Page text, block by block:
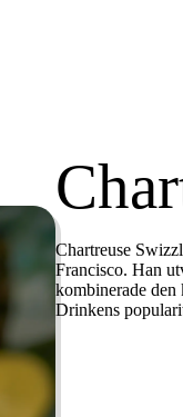
Chartreuse
Francisco. Han
kombinerade den
Drinkens